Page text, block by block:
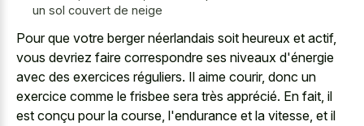
un sol couvert de neige
Pour que votre berger néerlandais soit heureux et actif,
vous devriez faire correspondre ses niveaux d'énergie
avec des exercices réguliers. Il aime courir, donc un
exercice comme le frisbee sera très apprécié. En fait, il
est conçu pour la course, l'endurance et la vitesse, et il